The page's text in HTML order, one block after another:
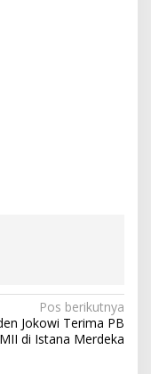
Pos berikutnya
Jokowi Terima PB
di Istana Merdeka